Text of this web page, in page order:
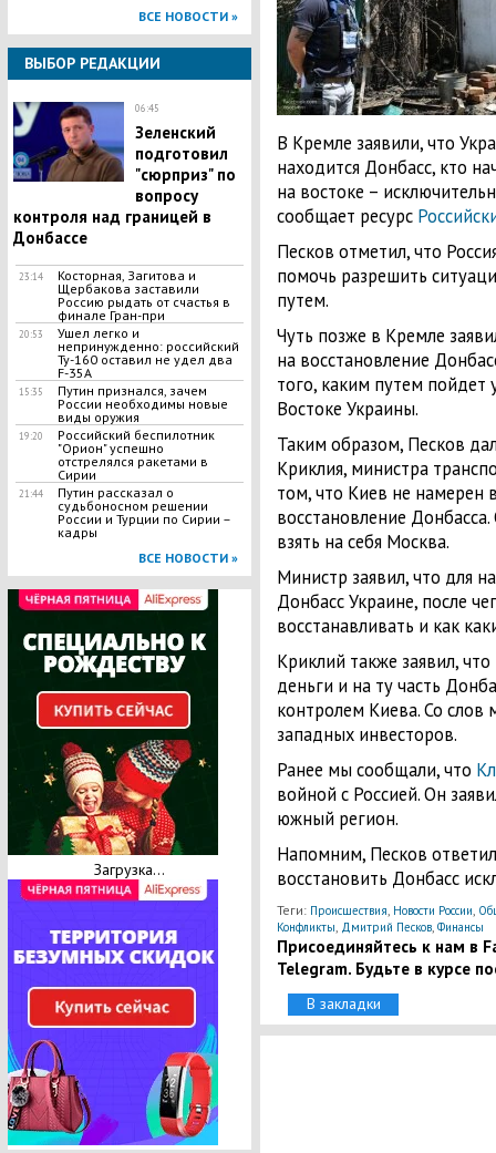
ВСЕ НОВОСТИ »
ВЫБОР РЕДАКЦИИ
06:45
Зеленский
подготовил
"сюрприз" по
вопросу
контроля над границей в
Донбассе
23:14
Косторная, Загитова и
Щербакова заставили
Россию рыдать от счастья в
финале Гран-при
20:53
​Ушел легко и
непринужденно: российский
Ту-160 оставил не удел два
F-35A
15:35
​Путин признался, зачем
России необходимы новые
виды оружия
19:20
Российский беспилотник
"Орион" успешно
отстрелялся ракетами в
Сирии
21:44
Путин рассказал о
судьбоносном решении
России и Турции по Сирии –
кадры
ВСЕ НОВОСТИ »
Загрузка...
В Кремле заявили, что
находится Донбасс, кто
на востоке –
сообщает ресурс
Песков отметил, что
помочь разрешить
путем.
Чуть позже в Кремле
на восстановление
того, каким путем пойдет
Востоке Украины.
Таким образом, Песков
Криклия, министра
том, что Киев не намерен
восстановление
взять на себя Москва.
Министр заявил, что для
Донбасс Украине, после
восстанавливать и как
Криклий также заявил,
деньги и на ту часть
контролем Киева. Со слов
западных инвесторов.
Ранее мы сообщали, что
войной с Россией. Он
южный регион.
Напомним, Песков
восстановить Донбасс
Теги: Происшествия, Новости России,
Конфликты, Дмитрий Песков, Финансы
Присоединяйтесь к нам в
Telegram. Будьте в курсе
В закладки